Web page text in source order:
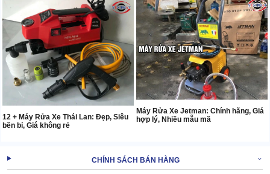
12 + Máy Rửa Xe Thái Lan: Đẹp, Siêu
bền bỉ, Giá không rẻ
Máy Rửa Xe Jetman: Chính hãng, Giá
hợp lý, Nhiều mẫu mã
CHÍNH SÁCH BÁN HÀNG